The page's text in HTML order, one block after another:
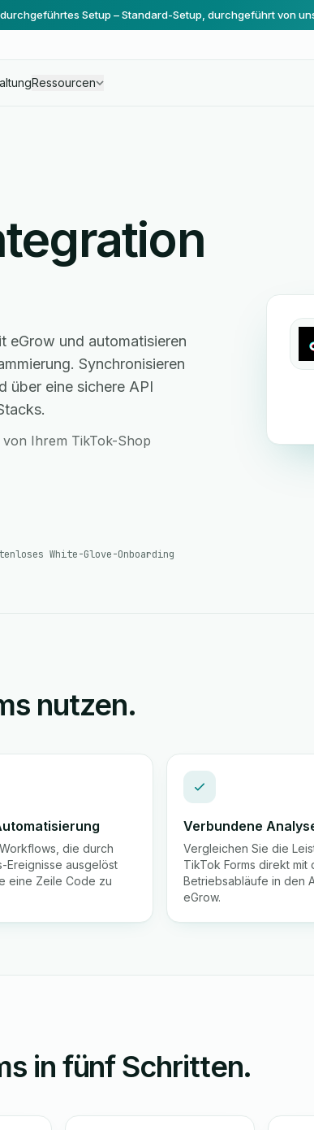
Setup – Standard-Setup, durchgeführt von
Ressourcen
eGrow und automatisieren
Synchronisieren
über eine sichere API
Ihrem TikTok-Shop
White-Glove-Onboarding
nutzen.
die durch
Ereignisse ausgelöst
eine Zeile Code zu
Verbundene
Vergleichen Sie die
TikTok Forms direkt mit
Betriebsabläufe in den
eGrow.
in fünf Schritten.